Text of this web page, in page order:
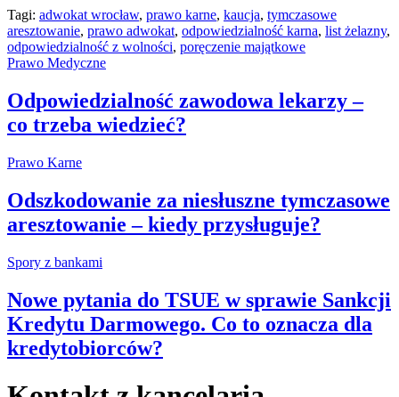
Tagi: adwokat wrocław, prawo karne, kaucja, tymczasowe
aresztowanie, prawo adwokat, odpowiedzialność karna, list żelazny,
odpowiedzialność z wolności, poręczenie majątkowe
Prawo Medyczne
Odpowiedzialność zawodowa lekarzy –
co trzeba wiedzieć?
Prawo Karne
Odszkodowanie za niesłuszne tymczasowe
aresztowanie – kiedy przysługuje?
Spory z bankami
Nowe pytania do TSUE w sprawie Sankcji
Kredytu Darmowego. Co to oznacza dla
kredytobiorców?